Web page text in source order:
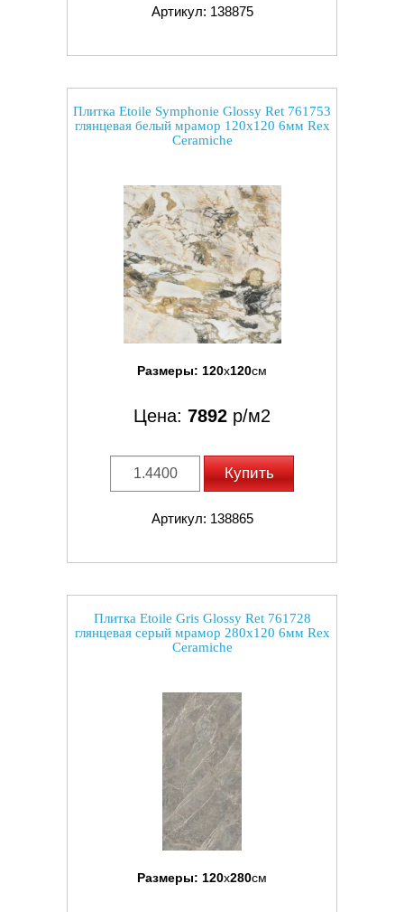
Артикул: 138875
Плитка Etoile Symphonie Glossy Ret 761753
глянцевая белый мрамор 120x120 6мм Rex
Ceramiche
Размеры: 120x120см
Цена: 7892 р/м2
Купить
Артикул: 138865
Плитка Etoile Gris Glossy Ret 761728
глянцевая серый мрамор 280x120 6мм Rex
Ceramiche
Размеры: 120x280см